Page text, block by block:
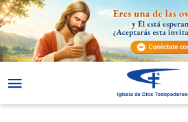
54. Detrás de mis mentiras